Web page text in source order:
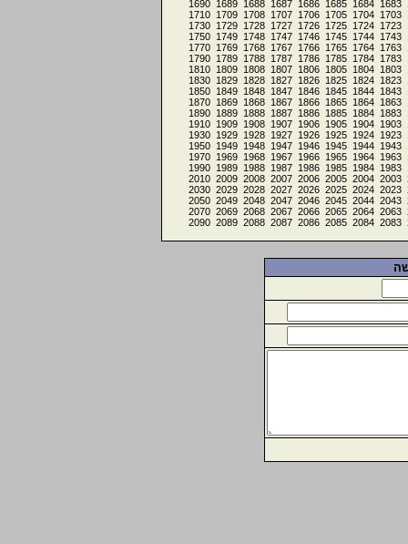
1683
1684
1685
1686
1687
1688
1689
1690
1703
1704
1705
1706
1707
1708
1709
1710
1723
1724
1725
1726
1727
1728
1729
1730
1743
1744
1745
1746
1747
1748
1749
1750
1763
1764
1765
1766
1767
1768
1769
1770
1783
1784
1785
1786
1787
1788
1789
1790
1803
1804
1805
1806
1807
1808
1809
1810
1823
1824
1825
1826
1827
1828
1829
1830
1843
1844
1845
1846
1847
1848
1849
1850
1863
1864
1865
1866
1867
1868
1869
1870
1883
1884
1885
1886
1887
1888
1889
1890
1903
1904
1905
1906
1907
1908
1909
1910
1923
1924
1925
1926
1927
1928
1929
1930
1943
1944
1945
1946
1947
1948
1949
1950
1963
1964
1965
1966
1967
1968
1969
1970
1983
1984
1985
1986
1987
1988
1989
1990
2003
2004
2005
2006
2007
2008
2009
2010
2023
2024
2025
2026
2027
2028
2029
2030
2043
2044
2045
2046
2047
2048
2049
2050
2063
2064
2065
2066
2067
2068
2069
2070
2083
2084
2085
2086
2087
2088
2089
2090